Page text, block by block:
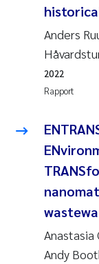
Anders
Rapport
2022
Anastasia
Andy